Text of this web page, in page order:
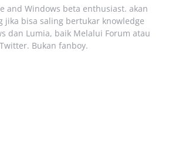
and Windows beta enthusiast. akan
jika bisa saling bertukar knowledge
dan Lumia, baik Melalui Forum atau
Twitter. Bukan fanboy.